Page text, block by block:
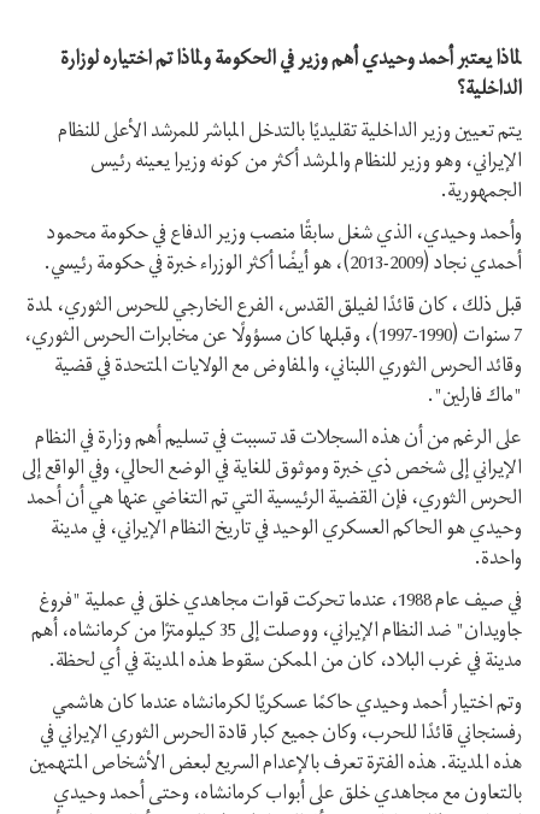
لماذا يعتبر أحمد وحيدي أهم وزير في الحكومة ولماذا تم اختياره لوزارة
الداخلية؟
يتم تعيين وزير الداخلية تقليديًا بالتدخل المباشر للمرشد الأعلى للنظام
الإيراني، وهو وزير للنظام والمرشد أكثر من كونه وزيرا يعينه رئيس
الجمهورية.
وأحمد وحيدي، الذي شغل سابقًا منصب وزير الدفاع في حكومة محمود
أحمدي نجاد (2009-2013)، هو أيضًا أكثر الوزراء خبرة في حكومة رئيسي.
قبل ذلك ، كان قائدًا لفيلق القدس، الفرع الخارجي للحرس الثوري، لمدة
7 سنوات (1990-1997)، وقبلها كان مسؤولًا عن مخابرات الحرس الثوري،
وقائد الحرس الثوري اللبناني، والمفاوض مع الولايات المتحدة في قضية
"ماك فارلين".
على الرغم من أن هذه السجلات قد تسببت في تسليم أهم وزارة في النظام
الإيراني إلى شخص ذي خبرة وموثوق للغاية في الوضع الحالي، وفي الواقع إلى
الحرس الثوري، فإن القضية الرئيسية التي تم التغاضي عنها هي أن أحمد
وحيدي هو الحاكم العسكري الوحيد في تاريخ النظام الإيراني، في مدينة
واحدة.
في صيف عام 1988، عندما تحركت قوات مجاهدي خلق في عملية "فروغ
جاويدان" ضد النظام الإيراني، ووصلت إلى 35 كيلومترًا من كرمانشاه، أهم
مدينة في غرب البلاد، كان من الممكن سقوط هذه المدينة في أي لحظة.
وتم اختيار أحمد وحيدي حاكمًا عسكريًا لكرمانشاه عندما كان هاشمي
رفسنجاني قائدًا للحرب، وكان جميع كبار قادة الحرس الثوري الإيراني في
هذه المدينة. هذه الفترة تعرف بالإعدام السريع لبعض الأشخاص المتهمين
بالتعاون مع مجاهدي خلق على أبواب كرمانشاه، وحتى أحمد وحيدي